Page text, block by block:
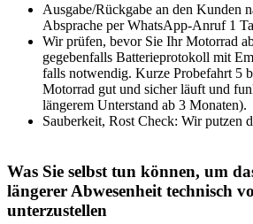
Ausgabe/Rückgabe an den Kunden
Absprache per WhatsApp-Anruf 1
Wir prüfen, bevor Sie Ihr Motorrad
gegebenfalls Batterieprotokoll mit
falls notwendig. Kurze Probefahrt 5
Motorrad gut und sicher läuft und
längerem Unterstand ab 3 Monaten).
Sauberkeit, Rost Check: Wir putzen
Was Sie selbst tun können, um
längerer Abwesenheit technisch
unterzustellen